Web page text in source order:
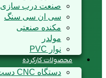
صنعت درب سازی
سی ان سی سنگ
مکنده صنعتی
مولدر
نوار PVC
محصولات کارکرده
دستگاه CNC دست دوم (کارکرده)